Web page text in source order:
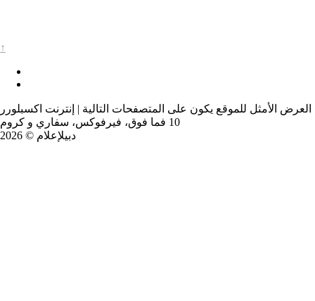
↑
العرض الأمثل للموقع يكون على المتصفحات التالية | إنترنت اكسبلورر
10 فما فوق، فيرفوكس، سفاري و كروم
دبيلإعلام © 2026